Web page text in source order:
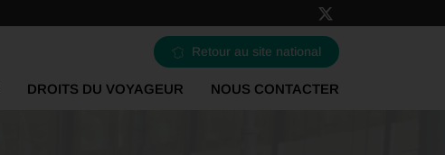
Retour au site national
DROITS DU VOYAGEUR NOUS CONTACTER